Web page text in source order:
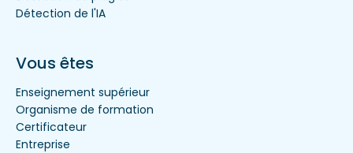
Détection de l'IA
Vous êtes
Enseignement supérieur
Organisme de formation
Certificateur
Entreprise